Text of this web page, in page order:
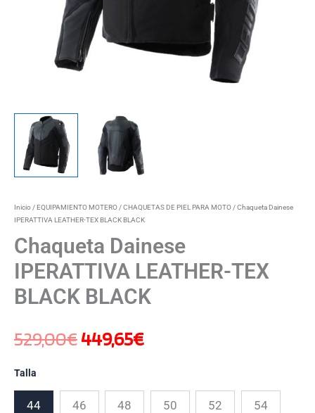
Inicio /EQUIPAMIENTO MOTERO /CHAQUETAS DE PIEL PARA MOTO / Chaqueta Dainese
IPERATTIVA LEATHER-TEX BLACK BLACK
Chaqueta Dainese
IPERATTIVA LEATHER-TEX
BLACK BLACK
529,00€449,65€
Talla
44 46 48 50 52 54